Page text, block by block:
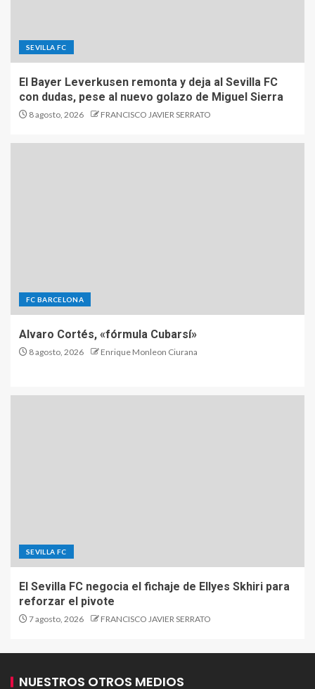
SEVILLA FC
El Bayer Leverkusen remonta y deja al Sevilla FC
con dudas, pese al nuevo golazo de Miguel Sierra
8 agosto, 2026 FRANCISCO JAVIER SERRATO
FC BARCELONA
Alvaro Cortés, «fórmula Cubarsí»
8 agosto, 2026 Enrique Monleon Ciurana
SEVILLA FC
El Sevilla FC negocia el fichaje de Ellyes Skhiri para
reforzar el pivote
7 agosto, 2026 FRANCISCO JAVIER SERRATO
NUESTROS OTROS MEDIOS